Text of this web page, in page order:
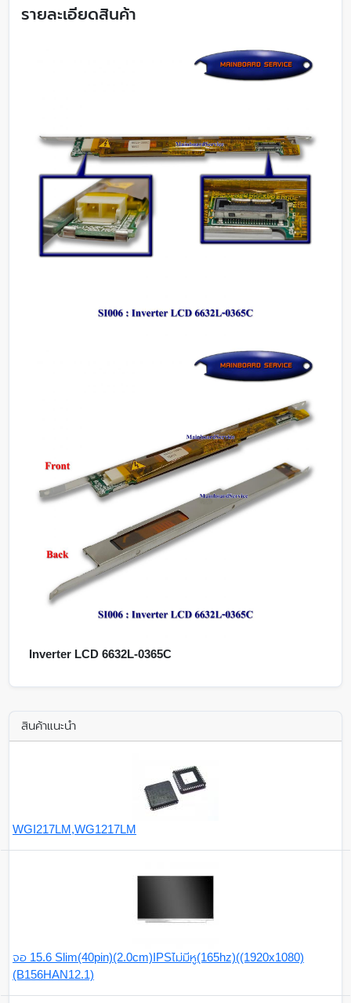
รายละเอียดสินค้า
Inverter LCD 6632L-0365C
สินค้าแนะนำ
WGI217LM,WG1217LM
จอ 15.6 Slim(40pin)(2.0cm)IPSไม่มีหู(165hz)((1920x1080)
(B156HAN12.1)